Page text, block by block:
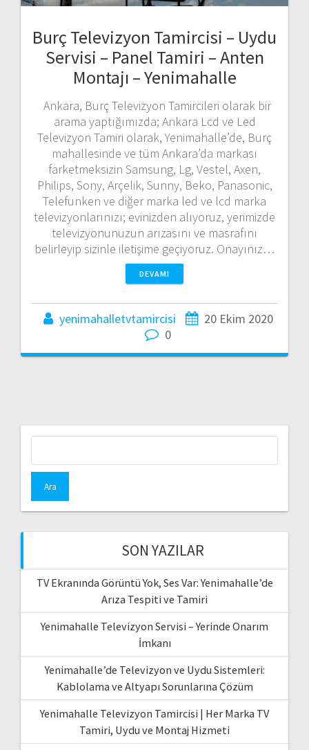
Burç Televizyon Tamircisi – Uydu
Servisi – Panel Tamiri – Anten
Montajı – Yenimahalle
Ankara, Burç Televizyon Tamircileri olarak bir
arama yaptığımızda; Ankara Lcd ve Led
Televizyon Tamiri olarak, Yenimahalle’de, Burç
mahallesinde ve tüm Ankara’da markası
farketmeksizin Samsung, Lg, Vestel, Axen,
Philips, Sony, Arçelik, Sunny, Beko, Panasonic,
Telefunken ve diğer marka led ve lcd marka
televizyonlarınızı; evinizden alıyoruz, yerimizde
televizyonunuzun arızasını ve masrafını
belirleyip sizinle iletişime geçiyoruz. Onayınız…
DEVAMI
yenimahalletvtamircisi
20 Ekim 2020
0
SON YAZILAR
TV Ekranında Görüntü Yok, Ses Var: Yenimahalle’de
Arıza Tespiti ve Tamiri
Yenimahalle Televizyon Servisi – Yerinde Onarım
İmkanı
Yenimahalle’de Televizyon ve Uydu Sistemleri:
Kablolama ve Altyapı Sorunlarına Çözüm
Yenimahalle Televizyon Tamircisi | Her Marka TV
Tamiri, Uydu ve Montaj Hizmeti